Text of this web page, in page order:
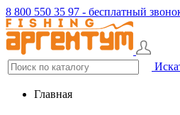
8 800 550 35 97 - бесплатный
Главная